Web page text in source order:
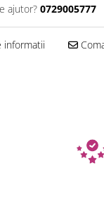
ajutor? 0729005777
informatii